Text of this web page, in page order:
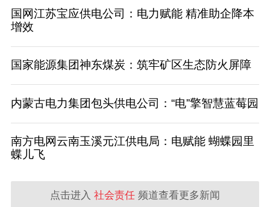
国网江苏宝应供电公司：电力赋能 精准助企降本
增效
国家能源集团神东煤炭：筑牢矿区生态防火屏障
内蒙古电力集团包头供电公司：“电”擎智慧蓝莓园
南方电网云南玉溪元江供电局：电赋能 蝴蝶园里
蝶儿飞
点击进入 社会责任 频道查看更多新闻